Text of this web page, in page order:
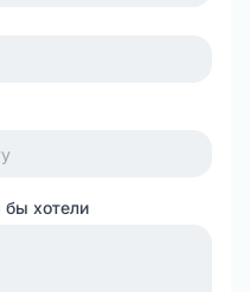
хотели